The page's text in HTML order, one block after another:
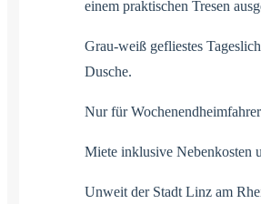
einem praktischen Tresen
Grau-weiß gefliestes
Dusche.
Nur für
Miete inklusive Nebenkosten
Unweit der Stadt Linz am